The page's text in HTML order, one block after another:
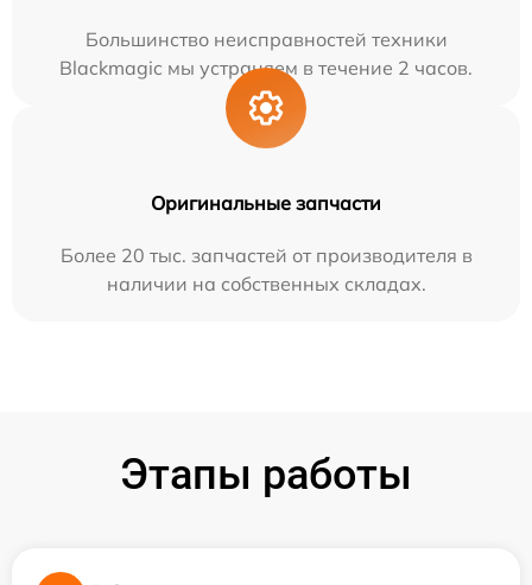
Большинство неисправностей техники
Blackmagic мы устраняем в течение 2 часов.
Оригинальные запчасти
Более 20 тыс. запчастей от производителя в
наличии на собственных складах.
Этапы работы